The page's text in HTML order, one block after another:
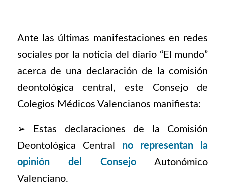
Ante las últimas manifestaciones en redes
sociales por la noticia del diario “El mundo”
acerca de una declaración de la comisión
deontológica central, este Consejo de
Colegios Médicos Valencianos manifiesta:
➢ Estas declaraciones de la Comisión
Deontológica Central no representan la
opinión del Consejo Autonómico
Valenciano.